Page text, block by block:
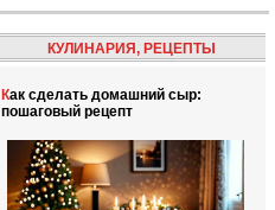
КУЛИНАРИЯ, РЕЦЕПТЫ
Как сделать домашний сыр:
пошаговый рецепт